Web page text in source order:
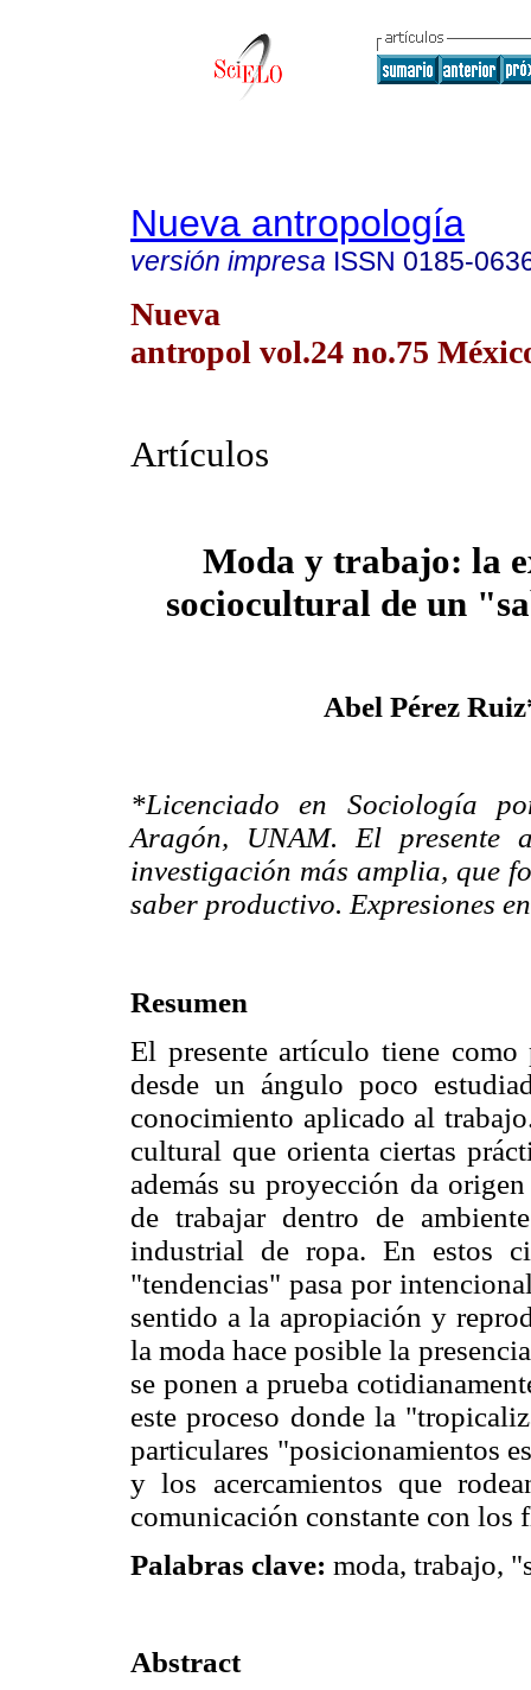
Nueva antropología
versión impresa ISSN 0185-
Nueva
antropol vol.24 no.75
Artículos
Moda y trabajo: la
sociocultural de un
Abel Pérez
*Licenciado en Sociología
Aragón, UNAM. El presente
investigación más amplia, que
saber productivo. Expresiones
Resumen
El presente artículo tiene
desde un ángulo poco
conocimiento aplicado al
cultural que orienta ciertas
además su proyección da
de trabajar dentro de
industrial de ropa. En estos
"tendencias" pasa por
sentido a la apropiación y
la moda hace posible la
se ponen a prueba
este proceso donde la
particulares "posicionamientos
y los acercamientos que
comunicación constante con los
Palabras clave: moda, trabajo,
Abstract